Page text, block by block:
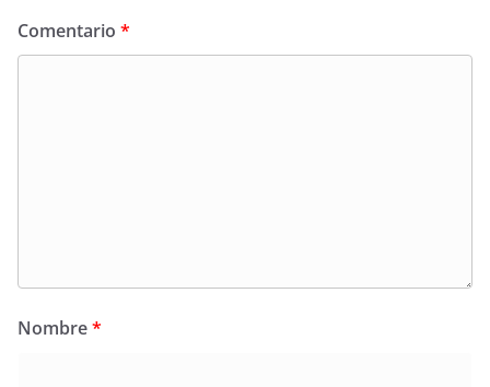
Comentario *
Nombre*